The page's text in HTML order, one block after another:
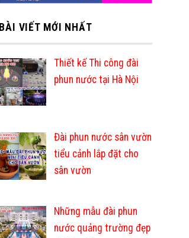
BÀI VIẾT MỚI NHẤT
Thiết kế Thi công đài
phun nước tại Hà Nội
Đài phun nước sân vườn
tiểu cảnh lắp đặt cho
sân vườn
Những mẫu đài phun
nước quảng trường đẹp